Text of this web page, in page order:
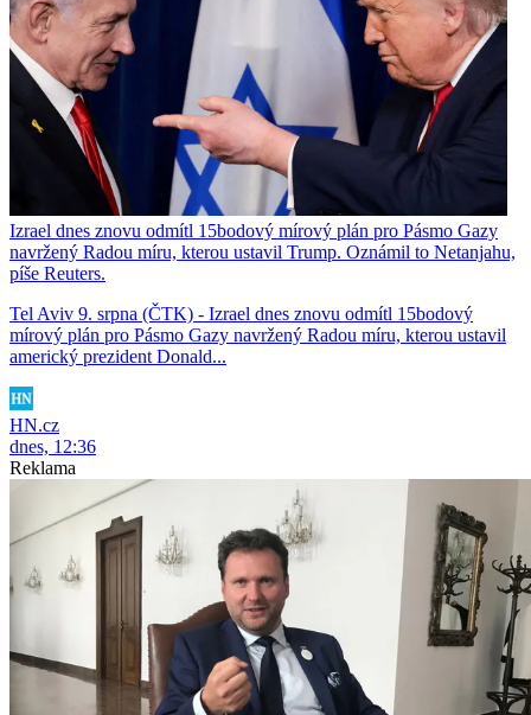
Izrael dnes znovu odmítl 15bodový mírový plán pro Pásmo Gazy
navržený Radou míru, kterou ustavil Trump. Oznámil to Netanjahu,
píše Reuters.
Tel Aviv 9. srpna (ČTK) - Izrael dnes znovu odmítl 15bodový
mírový plán pro Pásmo Gazy navržený Radou míru, kterou ustavil
americký prezident Donald...
HN.cz
dnes, 12:36
Reklama